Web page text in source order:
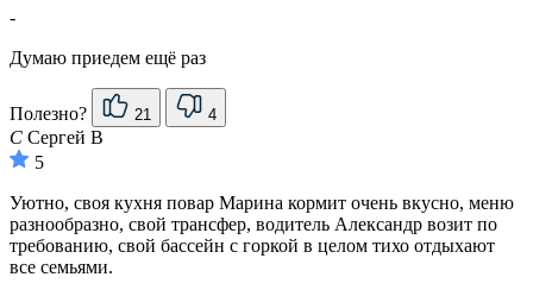
-
Думаю приедем ещё раз
Полезно? 21 4
С Сергей В
5
Уютно, своя кухня повар Марина кормит очень вкусно, меню
разнообразно, свой трансфер, водитель Александр возит по
требованию, свой бассейн с горкой в целом тихо отдыхают
все семьями.